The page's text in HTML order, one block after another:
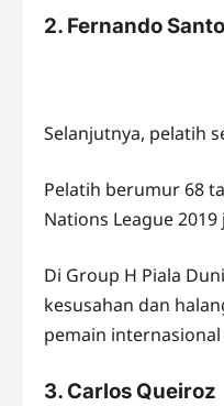
2. Fernando
Selanjutnya, pelatih
Pelatih berumur 68
Nations League
Di Group H Piala
kesusahan dan
pemain
3. Carlos Queiroz